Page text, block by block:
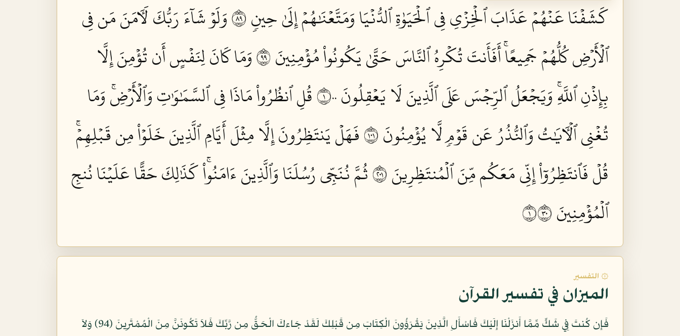
كَشَفۡنَا عَنۡهُمۡ عَذَابَ ٱلۡخِزۡيِ فِي ٱلۡحَيَوٰةِ ٱلدُّنۡيَا وَمَتَّعۡنَٰهُمۡ إِلَىٰ حِينٖ ٩٨
وَلَوۡ شَآءَ رَبُّكَ لَأٓمَنَ مَن فِي
ٱلۡأَرۡضِ كُلُّهُمۡ جَمِيعًاۚ أَفَأَنتَ تُكۡرِهُ ٱلنَّاسَ حَتَّىٰ يَكُونُواْ مُؤۡمِنِينَ ٩٩
وَمَا كَانَ لِنَفۡسٍ أَن تُؤۡمِنَ إِلَّا
بِإِذۡنِ ٱللَّهِۚ وَيَجۡعَلُ ٱلرِّجۡسَ عَلَى ٱلَّذِينَ لَا يَعۡقِلُونَ ١٠٠
قُلِ ٱنظُرُواْ مَاذَا فِي ٱلسَّمَٰوَٰتِ وَٱلۡأَرۡضِۚ وَمَا
تُغۡنِي ٱلۡأٓيَٰتُ وَٱلنُّذُرُ عَن قَوۡمٖ لَّا يُؤۡمِنُونَ ١٠١
فَهَلۡ يَنتَظِرُونَ إِلَّا مِثۡلَ أَيَّامِ ٱلَّذِينَ خَلَوۡاْ مِن قَبۡلِهِمۡۚ
قُلۡ فَٱنتَظِرُوٓاْ إِنِّي مَعَكُم مِّنَ ٱلۡمُنتَظِرِينَ ١٠٢
ثُمَّ نُنَجِّي رُسُلَنَا وَٱلَّذِينَ ءَامَنُواْۚ كَذَٰلِكَ حَقًّا عَلَيۡنَا نُنجِ
ٱلۡمُؤۡمِنِينَ ١٠٣
۞ التفسير
الميزان في تفسير القرآن
فَإِن كُنتَ فِي شَكٍّ مِّمَّا أَنزَلْنَا إِلَيْكَ فَاسْأَلِ الَّذِينَ يَقْرَؤُونَ الْكِتَابَ مِن قَبْلِكَ لَقَدْ جَاءكَ الْحَقُّ مِن رَّبِّكَ فَلاَ تَكُونَنَّ مِنَ الْمُمْتَرِينَ (94) وَلاَ